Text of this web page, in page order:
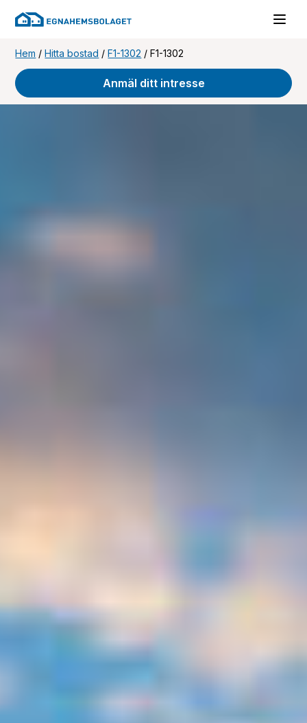
Hem /Hitta bostad /F1-1302 /F1-1302
Anmäl ditt intresse